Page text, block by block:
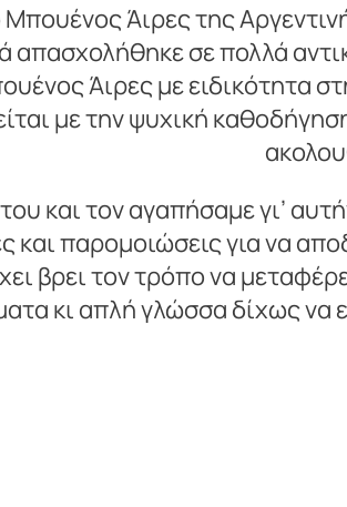
Άιρες της
σε πολλά
Άιρες με ειδικότητα
με την ψυχική
και τον αγαπήσαμε γι’
και παρομοιώσεις για να
βρει τον τρόπο να
κι απλή γλώσσα δίχως να